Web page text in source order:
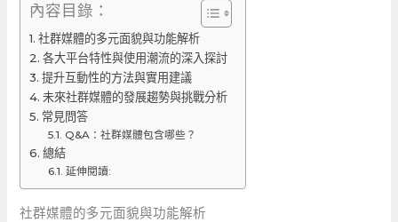
內容目錄：
社群媒體的多元面貌與功能解析
各大平台特性與使用潮流的深入探討
提升互動性的方法與實用建議
未來社群媒體的發展趨勢與挑戰分析
常見問答
Q&A：社群媒體包含哪些？
總結
延伸閱讀:
社群媒體的多元面貌與功能解析